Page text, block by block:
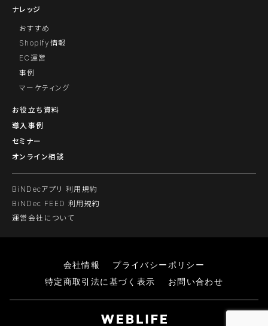
ナレッジ
おすすめ
Shopify情報
EC運営
事例
マーケティング
お役立ち資料
導入事例
セミナー
オンライン相談
BiNDecアプリ 利用規約
BiNDec FEED 利用規約
運営会社について
会社情報
プライバシーポリシー
特定商取引法に基づく表示
お問い合わせ